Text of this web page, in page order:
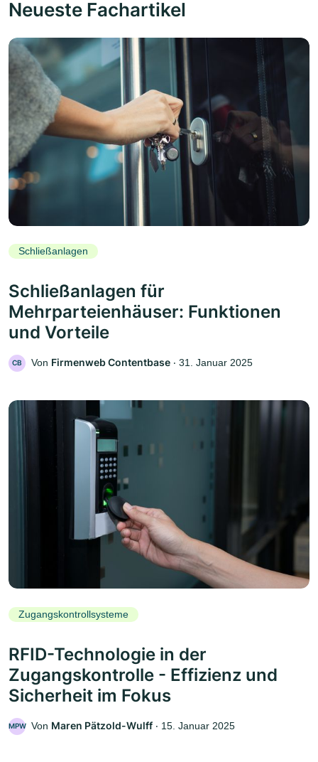
Neueste Fachartikel
Schließanlagen
Schließanlagen für
Mehrparteienhäuser: Funktionen
und Vorteile
CB Von Firmenweb Contentbase ‧ 31. Januar 2025
Zugangskontrollsysteme
RFID-Technologie in der
Zugangskontrolle - Effizienz und
Sicherheit im Fokus
MPW Von Maren Pätzold-Wulff ‧ 15. Januar 2025